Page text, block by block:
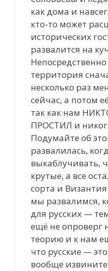
как дома и
кто-то может
исторических
развалится на
Непосредственно
территория
несколько раз
сейчас, а потом
так как нам
ПРОСТИЛ и
Подумайте об
развалилась,
выкаблучивать,
крутые, а все
сорта и
мы развалимся,
для русских —
ещё не опроверг
теорию и к нам
что русские —
вообще